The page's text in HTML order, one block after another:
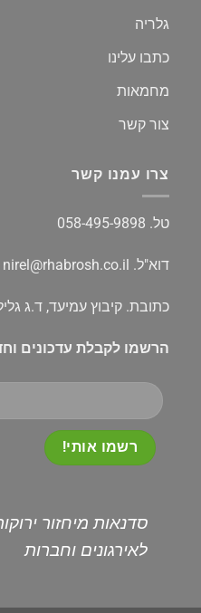
גלריה
כתבו עלינו
מחמאות
צור קשר
צרו עמנו קשר
טל. 058-495-9898
דוא"ל. nirel@rhabrosh.co.il
כתובת. קיבוץ עמיעד, ד.ג גליל עליון 1,
הרשמו לקבלת עדכונים
Please
leave
‏סדנאות מיחזור
לאירגונים וחברות‏